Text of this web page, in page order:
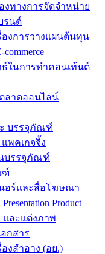
ทางการจัดจำหน่าย
รนด์
งการวางแผนต้นทุน
ธ์ในการทำคอนเท้นต์
ลาดออนไลน์
บรรจุภัณฑ์
พคเกจจิ้ง
บรรจุภัณฑ์
ฑ์
อร์และสื่อโฆษณา
Product
ละแต่งภาพ
กสาร
งสำอาง (อย.)